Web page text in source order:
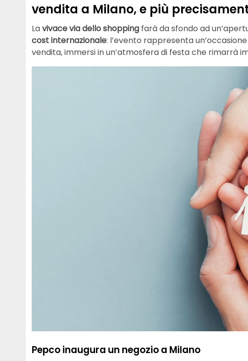
vendita a Milano, e più
Lavivace via dello shopping farà da sfondo ad
cost internazionale: l’evento rappresenta
vendita, immersi in un’atmosfera di festa che rimarrà
Pepco inaugura un negozio a Milano